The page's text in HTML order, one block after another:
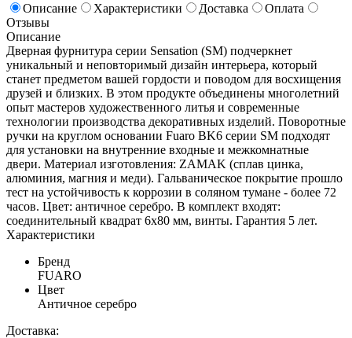
Описание Характеристики Доставка
Оплата
Отзывы
Описание
Дверная фурнитура серии Sensation (SM) подчеркнет
уникальный и неповторимый дизайн интерьера, который
станет предметом вашей гордости и поводом для восхищения
друзей и близких. В этом продукте объединены многолетний
опыт мастеров художественного литья и современные
технологии производства декоративных изделий. Поворотные
ручки на круглом основании Fuaro BK6 серии SM подходят
для установки на внутренние входные и межкомнатные
двери. Материал изготовления: ZAMAK (сплав цинка,
алюминия, магния и меди). Гальваническое покрытие прошло
тест на устойчивость к коррозии в соляном тумане - более 72
часов. Цвет: античное серебро. В комплект входят:
соединительный квадрат 6x80 мм, винты. Гарантия 5 лет.
Характеристики
Бренд
FUARO
Цвет
Античное серебро
Доставка: